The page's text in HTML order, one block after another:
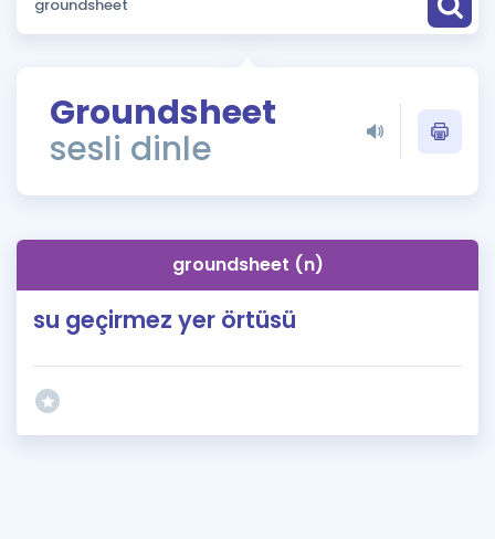
ÖSYM Sınav Takvimi
Kampanyalar
İngilizce Gramer
Groundsheet
sesli dinle
groundsheet (n)
su geçirmez yer örtüsü